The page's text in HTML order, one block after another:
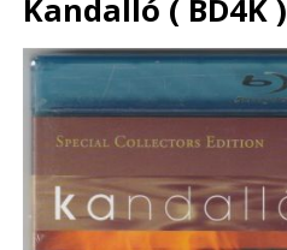
Kandalló ( BD4K )